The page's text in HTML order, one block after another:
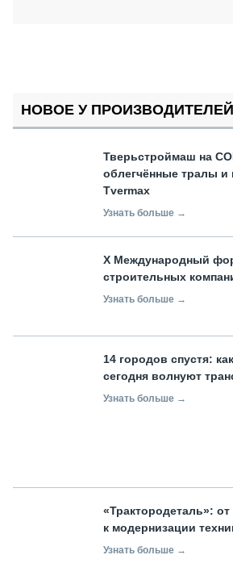
НОВОЕ У ПРОИЗВОДИТЕЛЕЙ
Тверьстроймаш на
облегчённые тралы
Tvermax
Узнать больше →
X Международный
строительных
Узнать больше →
14 городов спустя:
сегодня волнуют
Узнать больше →
«Трактородеталь»:
к модернизации
Узнать больше →